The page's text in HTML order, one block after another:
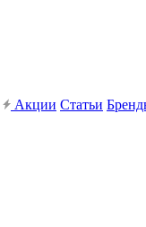
Акции Статьи